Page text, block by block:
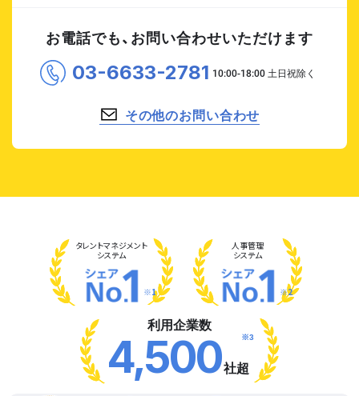
お電話でも、お問い合わせいただけます
03-6633-2781
その他のお問い合わせ
タレントマネジメント
システム
※1
人事管理
システム
※2
利用企業数
4,500社超
※3